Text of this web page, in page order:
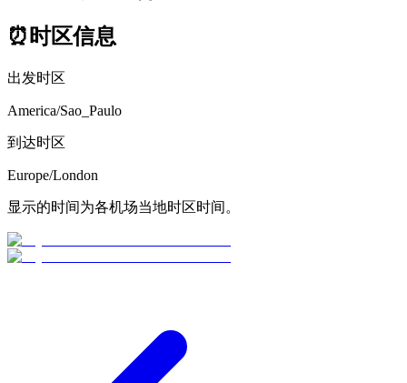
⏰时区信息
出发时区
America/Sao_Paulo
到达时区
Europe/London
显示的时间为各机场当地时区时间。